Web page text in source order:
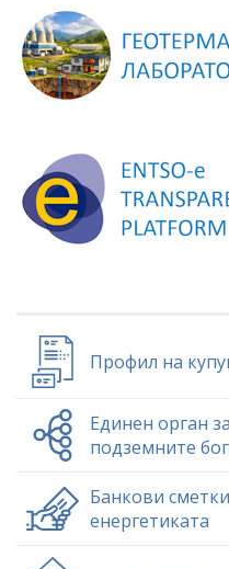
Профил на
Единен орган
подземните
Банкови
енергетиката